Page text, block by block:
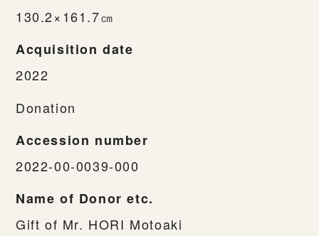
130.2×161.7㎝
Acquisition date
2022
Donation
Accession number
2022-00-0039-000
Name of Donor etc.
Gift of Mr. HORI Motoaki